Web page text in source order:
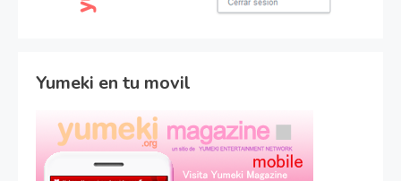
Yumeki en tu movil